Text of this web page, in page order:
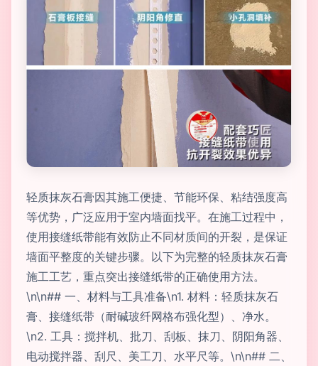
轻质抹灰石膏因其施工便捷、节能环保、粘结强度高
等优势，广泛应用于室内墙面找平。在施工过程中，
使用接缝纸带能有效防止不同材质间的开裂，是保证
墙面平整度的关键步骤。以下为完整的轻质抹灰石膏
施工工艺，重点突出接缝纸带的正确使用方法。
\n\n## 一、材料与工具准备\n1. 材料：轻质抹灰石
膏、接缝纸带（耐碱玻纤网格布强化型）、净水。
\n2. 工具：搅拌机、批刀、刮板、抹刀、阴阳角器、
电动搅拌器、刮尺、美工刀、水平尺等。\n\n## 二、